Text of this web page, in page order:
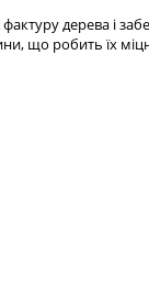
дерева і
що робить їх